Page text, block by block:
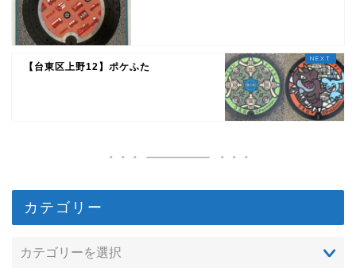
【台東区上野12】ポケふた
カテゴリー